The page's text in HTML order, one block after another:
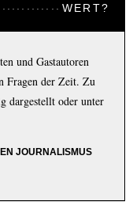
WERT?
und Gastautoren
Fragen der Zeit. Zu
dargestellt oder unter
JOURNALISMUS